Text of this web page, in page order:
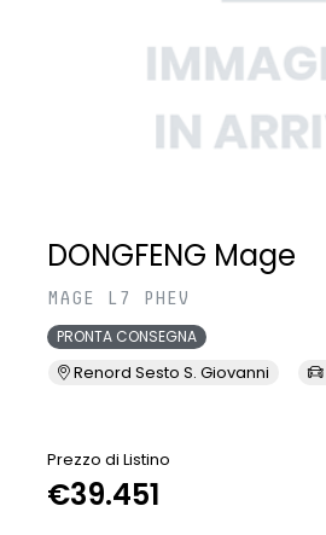
DONGFENG Mage
MAGE L7 PHEV
PRONTA CONSEGNA
Renord Sesto S. Giovanni
Prezzo di Listino
€39.451